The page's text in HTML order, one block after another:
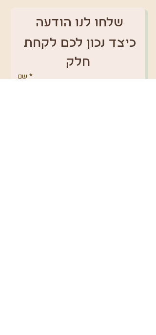
שלחו לנו הודעה
חלק
שם *